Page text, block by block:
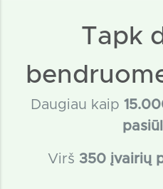
Tapk
Daugiau kaip 15
Virš 350 įvairių